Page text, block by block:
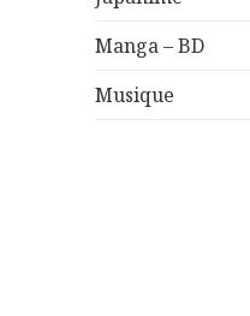
Manga – BD
Musique